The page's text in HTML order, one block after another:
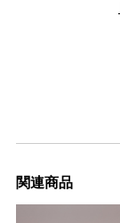
関連商品